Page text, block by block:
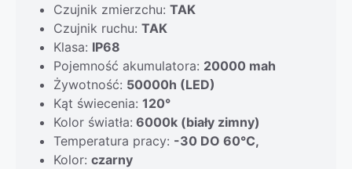
Czujnik zmierzchu: TAK
Czujnik ruchu: TAK
Klasa: IP68
Pojemność akumulatora: 20000 mah
Żywotność: 50000h (LED)
Kąt świecenia: 120°
Kolor światła: 6000k (biały zimny)
Temperatura pracy: -30 DO 60°C,
Kolor: czarny